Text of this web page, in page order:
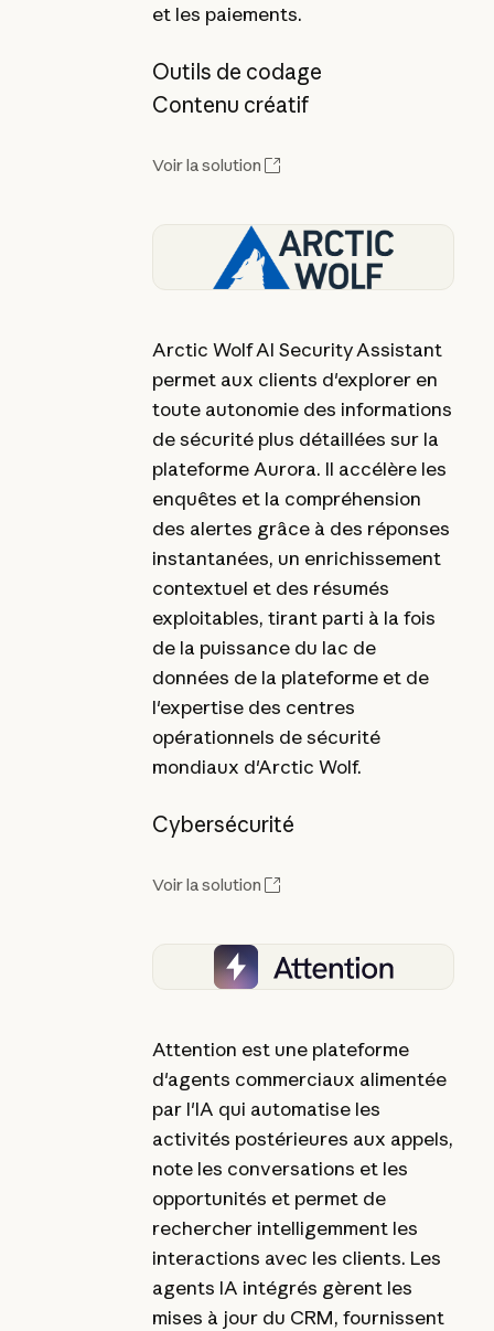
et les paiements.
Outils de codage
Contenu créatif
Voir la solution
Arctic Wolf AI Security Assistant
permet aux clients d'explorer en
toute autonomie des informations
de sécurité plus détaillées sur la
plateforme Aurora. Il accélère les
enquêtes et la compréhension
des alertes grâce à des réponses
instantanées, un enrichissement
contextuel et des résumés
exploitables, tirant parti à la fois
de la puissance du lac de
données de la plateforme et de
l'expertise des centres
opérationnels de sécurité
mondiaux d'Arctic Wolf.
Cybersécurité
Voir la solution
Attention est une plateforme
d'agents commerciaux alimentée
par l'IA qui automatise les
activités postérieures aux appels,
note les conversations et les
opportunités et permet de
rechercher intelligemment les
interactions avec les clients. Les
agents IA intégrés gèrent les
mises à jour du CRM, fournissent